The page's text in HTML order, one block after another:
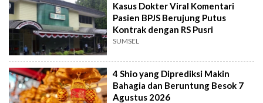
Kasus Dokter Viral Komentari
Pasien BPJS Berujung Putus
Kontrak dengan RS Pusri
SUMSEL
4 Shio yang Diprediksi Makin
Bahagia dan Beruntung Besok 7
Agustus 2026